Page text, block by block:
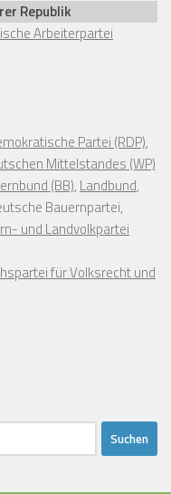
Republik
Arbeiterpartei
Partei (RDP),
Mittelstandes (WP)
(BB), Landbund,
Bauernpartei,
und Landvolkpartei
für Volksrecht und